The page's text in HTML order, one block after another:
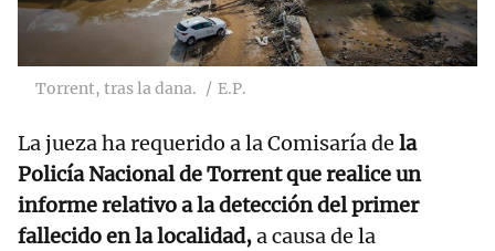
Torrent, tras la dana. E.P.
La jueza ha requerido a la Comisaría de la
Policía Nacional de Torrent que realice un
informe relativo a la detección del primer
fallecido en la localidad,a causa de la